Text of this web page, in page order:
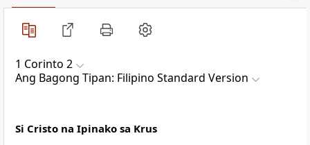
1 Corinto 2
Ang Bagong Tipan: Filipino Standard Version
Si Cristo na Ipinako sa Krus